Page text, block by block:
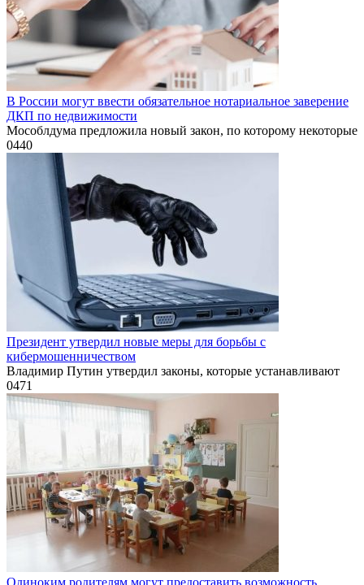
В России могут ввести обязательное нотариальное заверение
ДКП по недвижимости
Мособлдума предложила новый закон, по которому некоторые
0440
Президент утвердил новые меры для борьбы с
кибермошенничеством
Владимир Путин утвердил законы, которые устанавливают
0471
Одиноким родителям могут предоставить возможность